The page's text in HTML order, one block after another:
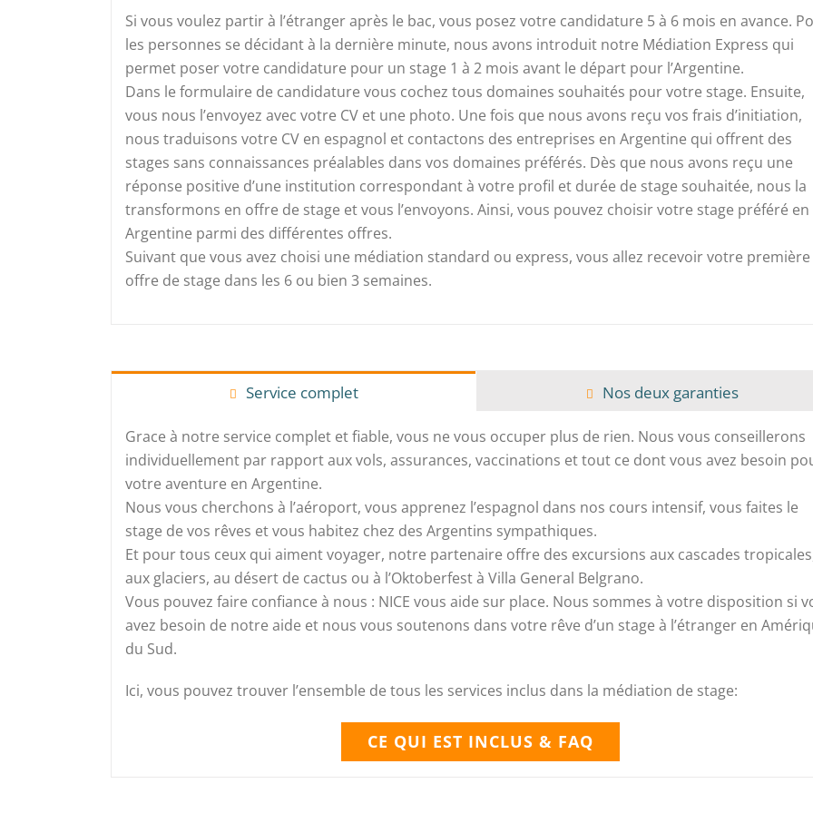
Si vous voulez partir à l’étranger après le bac, vous posez votre candidature 5 à 6 mois en avance.
les personnes se décidant à la dernière minute, nous avons introduit notre Médiation Express qui
permet poser votre candidature pour un stage 1 à 2 mois avant le départ pour l’Argentine.
Dans le formulaire de candidature vous cochez tous domaines souhaités pour votre stage. Ensuite,
vous nous l’envoyez avec votre CV et une photo. Une fois que nous avons reçu vos frais d’initiation,
nous traduisons votre CV en espagnol et contactons des entreprises en Argentine qui offrent des
stages sans connaissances préalables dans vos domaines préférés. Dès que nous avons reçu une
réponse positive d’une institution correspondant à votre profil et durée de stage souhaitée, nous la
transformons en offre de stage et vous l’envoyons. Ainsi, vous pouvez choisir votre stage préféré en
Argentine parmi des différentes offres.
Suivant que vous avez choisi une médiation standard ou express, vous allez recevoir votre première
offre de stage dans les 6 ou bien 3 semaines.
Service complet Nos deux garanties
Grace à notre service complet et fiable, vous ne vous occuper plus de rien. Nous vous conseillerons
individuellement par rapport aux vols, assurances, vaccinations et tout ce dont vous avez besoin
votre aventure en Argentine.
Nous vous cherchons à l’aéroport, vous apprenez l’espagnol dans nos cours intensif, vous faites le
stage de vos rêves et vous habitez chez des Argentins sympathiques.
Et pour tous ceux qui aiment voyager, notre partenaire offre des excursions aux cascades
aux glaciers, au désert de cactus ou à l’Oktoberfest à Villa General Belgrano.
Vous pouvez faire confiance à nous : NICE vous aide sur place. Nous sommes à votre disposition si
avez besoin de notre aide et nous vous soutenons dans votre rêve d’un stage à l’étranger en
du Sud.
Ici, vous pouvez trouver l’ensemble de tous les services inclus dans la médiation de stage:
CE QUI EST INCLUS & FAQ